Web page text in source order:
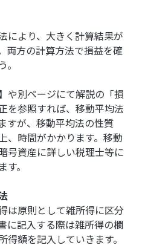
により、大きく計算結果が
両方の計算方法で損益を確
や別ページにて解説の「損
を参照すれば、移動平均法
すが、移動平均法の性質
、時間がかかります。移動
号資産に詳しい税理士等に
。
は原則として雑所得に区分
に記入する際は雑所得の欄
得額を記入していきます。